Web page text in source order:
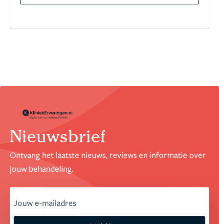
Nieuwsbrief
Ontvang het laatste nieuws, reviews en informatie over
jouw behandeling.